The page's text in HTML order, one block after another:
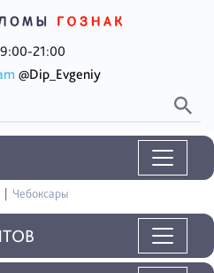
21:00
@Dip_Evgeniy
Чебоксары